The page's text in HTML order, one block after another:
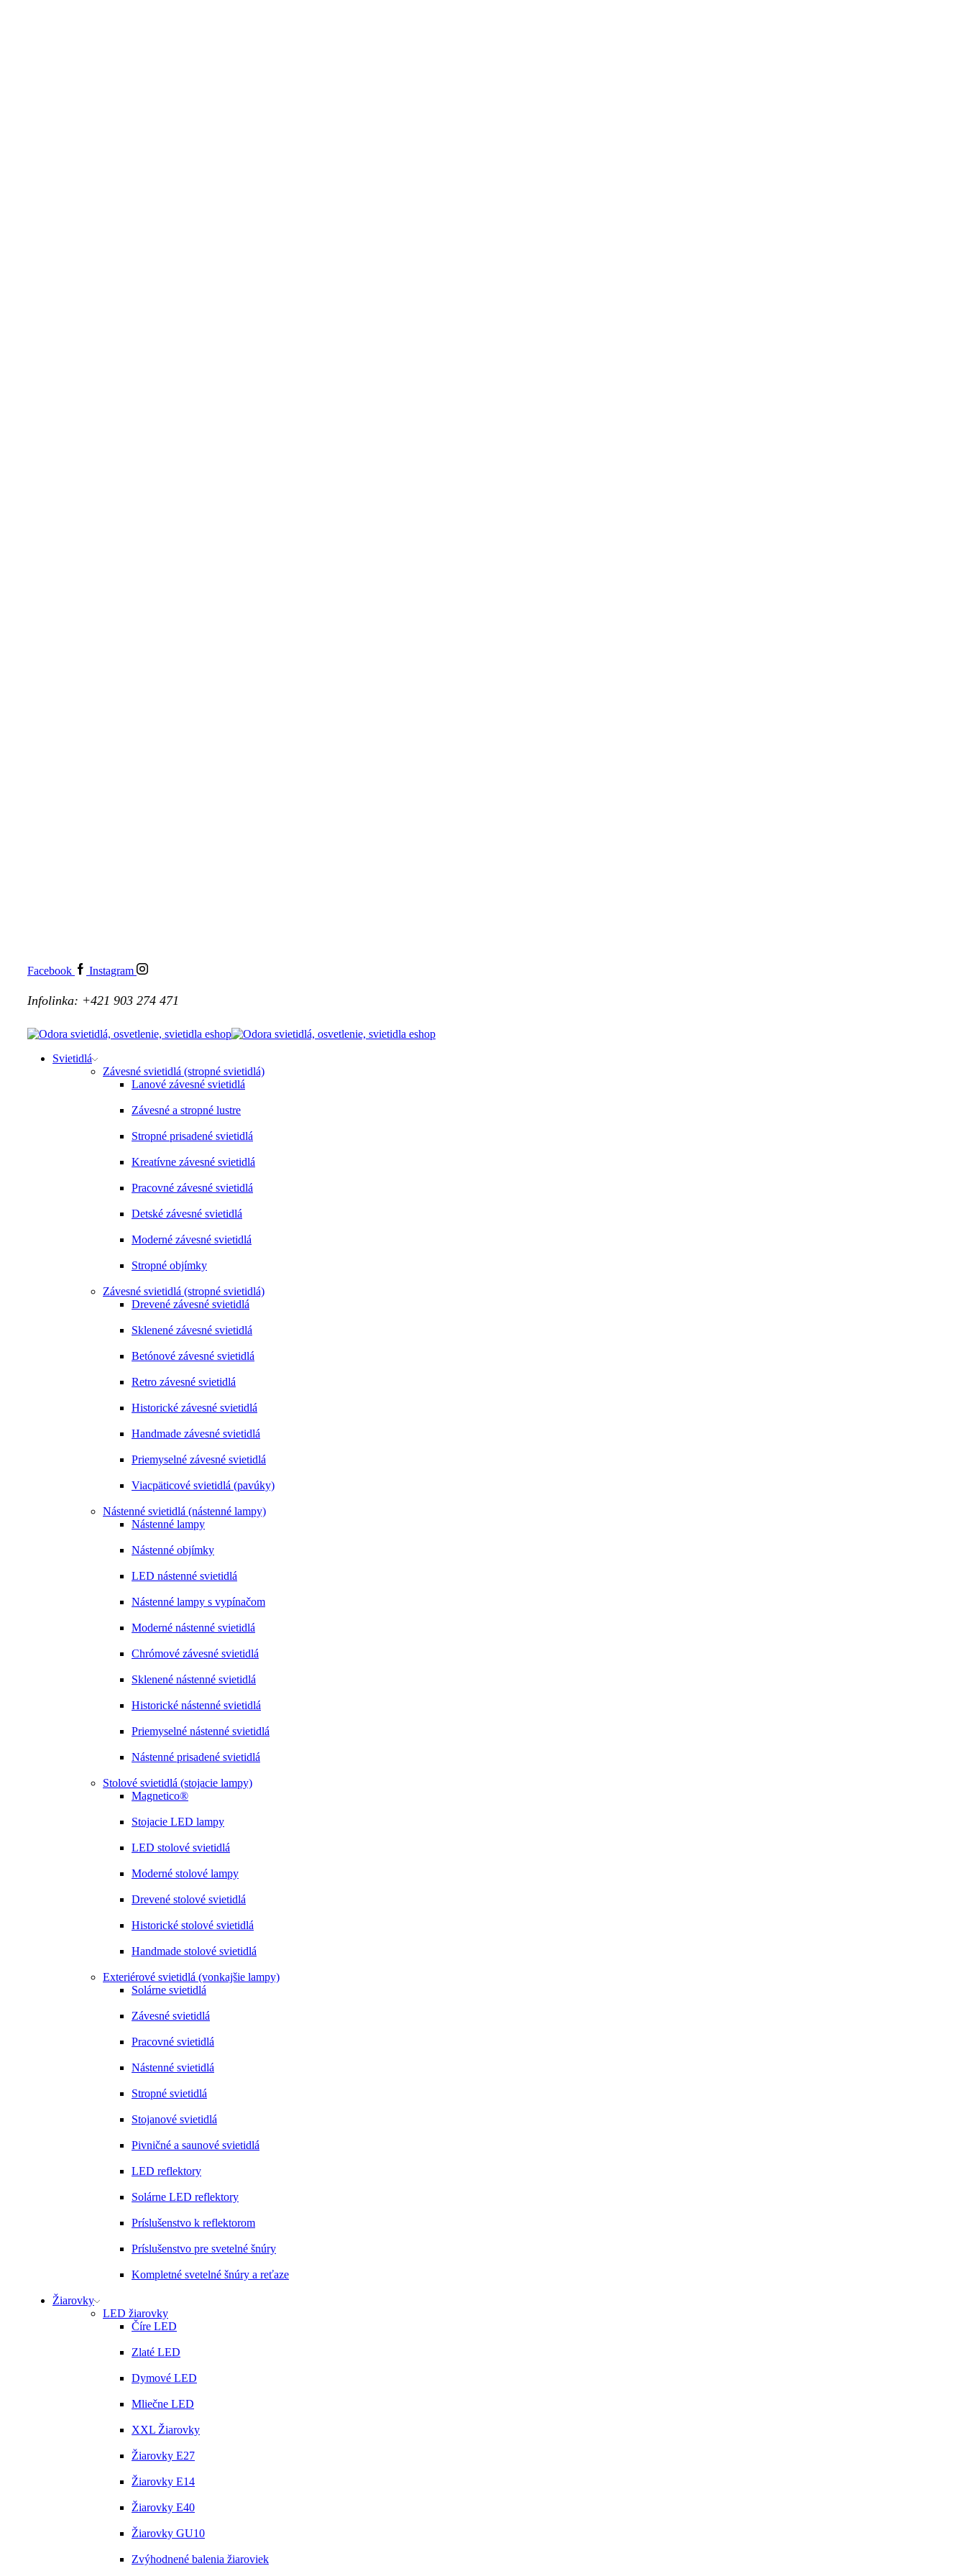
Facebook Instagram
Infolinka: +421 903 274 471
Svietidlá
Závesné svietidlá (stropné svietidlá)
Lanové závesné svietidlá
Závesné a stropné lustre
Stropné prisadené svietidlá
Kreatívne závesné svietidlá
Pracovné závesné svietidlá
Detské závesné svietidlá
Moderné závesné svietidlá
Stropné objímky
Závesné svietidlá (stropné svietidlá)
Drevené závesné svietidlá
Sklenené závesné svietidlá
Betónové závesné svietidlá
Retro závesné svietidlá
Historické závesné svietidlá
Handmade závesné svietidlá
Priemyselné závesné svietidlá
Viacpäticové svietidlá (pavúky)
Nástenné svietidlá (nástenné lampy)
Nástenné lampy
Nástenné objímky
LED nástenné svietidlá
Nástenné lampy s vypínačom
Moderné nástenné svietidlá
Chrómové závesné svietidlá
Sklenené nástenné svietidlá
Historické nástenné svietidlá
Priemyselné nástenné svietidlá
Nástenné prisadené svietidlá
Stolové svietidlá (stojacie lampy)
Magnetico®
Stojacie LED lampy
LED stolové svietidlá
Moderné stolové lampy
Drevené stolové svietidlá
Historické stolové svietidlá
Handmade stolové svietidlá
Exteriérové svietidlá (vonkajšie lampy)
Solárne svietidlá
Závesné svietidlá
Pracovné svietidlá
Nástenné svietidlá
Stropné svietidlá
Stojanové svietidlá
Pivničné a saunové svietidlá
LED reflektory
Solárne LED reflektory
Príslušenstvo k reflektorom
Príslušenstvo pre svetelné šnúry
Kompletné svetelné šnúry a reťaze
Žiarovky
LED žiarovky
Číre LED
Zlaté LED
Dymové LED
Mliečne LED
XXL Žiarovky
Žiarovky E27
Žiarovky E14
Žiarovky E40
Žiarovky GU10
Zvýhodnené balenia žiaroviek